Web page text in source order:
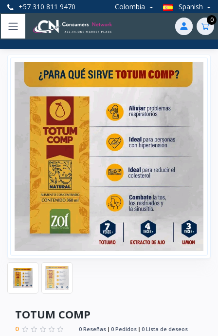
+57 310 811 9470 Colombia Spanish
0
TOTUM COMP
0 0 Reseñas 0 Pedidos 0 Lista de deseos